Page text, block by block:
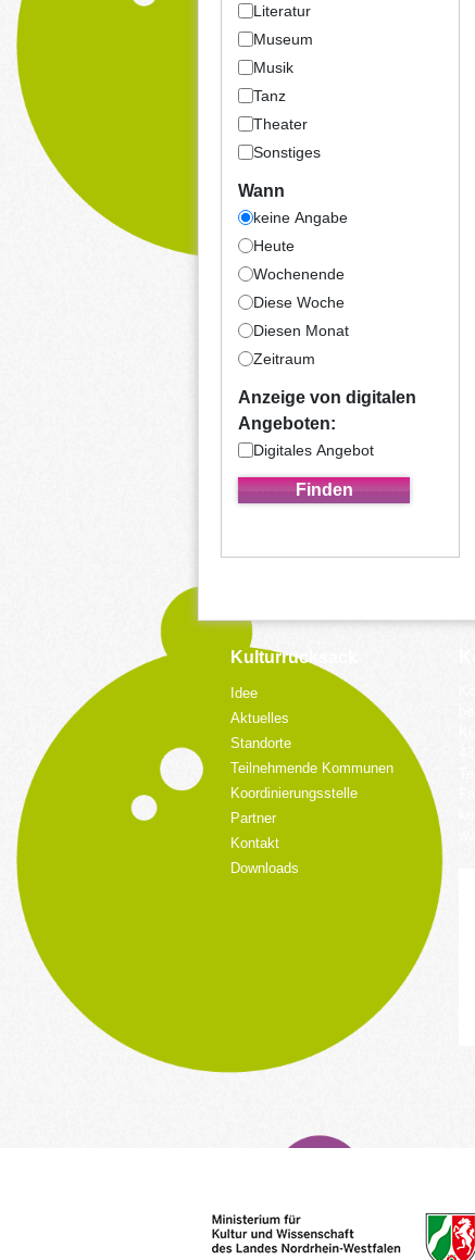
Literatur
Museum
Musik
Tanz
Theater
Sonstiges
Wann
keine Angabe
Heute
Wochenende
Diese Woche
Diesen Monat
Zeitraum
Anzeige von digitalen
Angeboten:
Digitales Angebot
Kulturrucksack
Idee
Aktuelles
Standorte
Teilnehmende Kommunen
Koordinierungsstelle
Partner
Kontakt
Downloads